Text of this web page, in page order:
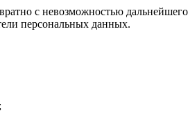
с невозможностью
персональных данных.